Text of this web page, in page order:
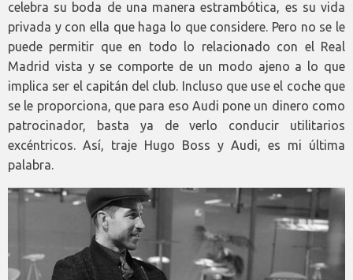
celebra su boda de una manera estrambótica, es su vida
privada y con ella que haga lo que considere. Pero no se le
puede permitir que en todo lo relacionado con el Real
Madrid vista y se comporte de un modo ajeno a lo que
implica ser el capitán del club. Incluso que use el coche que
se le proporciona, que para eso Audi pone un dinero como
patrocinador, basta ya de verlo conducir utilitarios
excéntricos. Así, traje Hugo Boss y Audi, es mi última
palabra.